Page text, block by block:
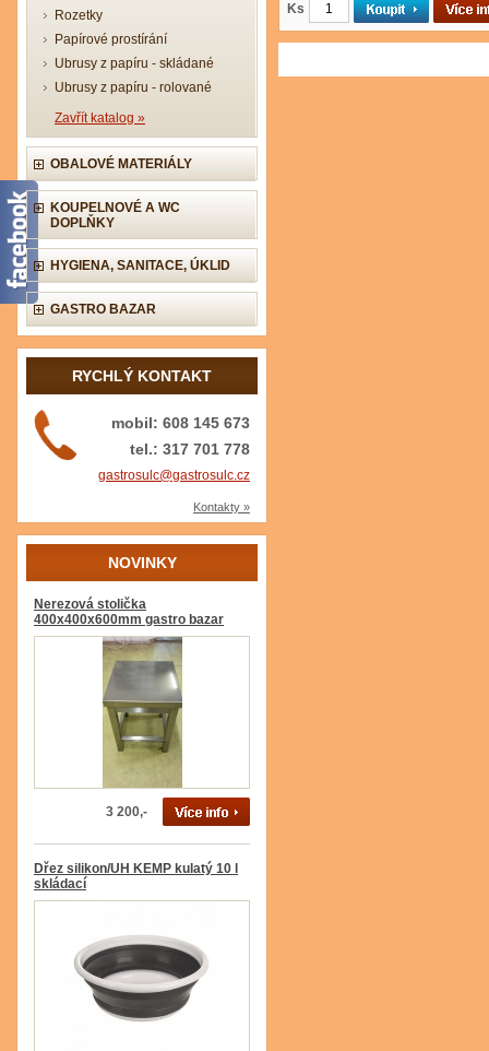
Rozetky
Papírové prostírání
Ubrusy z papíru - skládané
Ubrusy z papíru - rolované
Zavřít katalog »
OBALOVÉ MATERIÁLY
KOUPELNOVÉ A WC
DOPLŇKY
HYGIENA, SANITACE, ÚKLID
GASTRO BAZAR
RYCHLÝ KONTAKT
mobil: 608 145 673
tel.: 317 701 778
gastrosulc@gastrosulc.cz
Kontakty »
NOVINKY
Nerezová stolička
400x400x600mm gastro bazar
3 200,-
Dřez silikon/UH KEMP kulatý 10 l
skládací
Ks